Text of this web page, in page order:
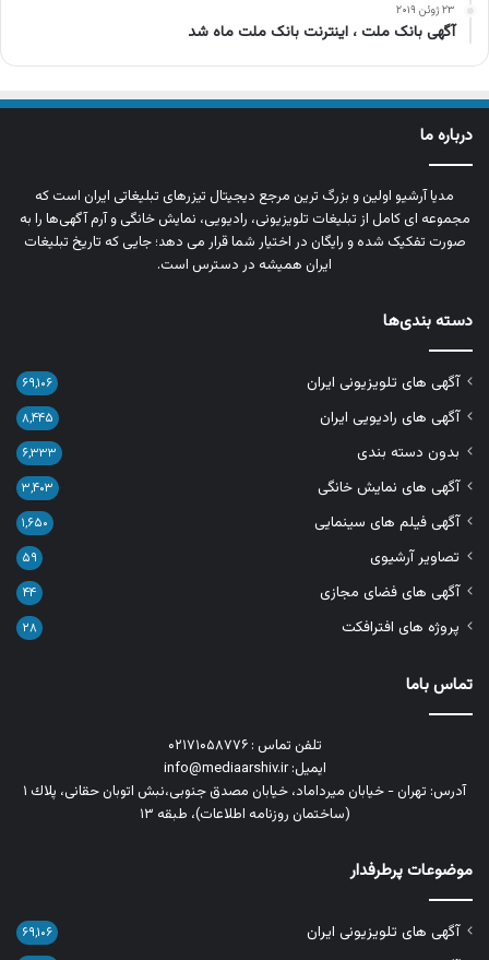
۲۳ ژوئن ۲۰۱۹
آگهی بانک ملت ، اینترنت بانک ملت ماه شد
درباره ما
مدیا آرشیو اولین و بزرگ‌ ترین مرجع دیجیتال تیزرهای تبلیغاتی ایران است که
مجموعه‌ ای کامل از تبلیغات تلویزیونی، رادیویی، نمایش خانگی و آرم‌ آگهی‌ها را به‌
صورت تفکیک‌ شده و رایگان در اختیار شما قرار می‌ دهد؛ جایی که تاریخ تبلیغات
ایران همیشه در دسترس است.
دسته بندی‌ها
آگهی های تلویزیونی ایران ۶۹,۱۰۶
آگهی های رادیویی ایران ۸,۴۴۵
بدون دسته بندی ۶,۳۳۳
آگهی های نمایش خانگی ۳,۴۰۳
آگهی فیلم های سینمایی ۱,۶۵۰
تصاویر آرشیوی ۵۹
آگهی های فضای مجازی ۴۴
پروژه های افترافکت ۲۸
تماس باما
تلفن تماس : ۰۲۱۷۱۰۵۸۷۷۶
ایمیل: info@mediaarshiv.ir
آدرس: تهران - خیابان میرداماد، خیابان مصدق جنوبی،نبش اتوبان حقانی، پلاك ١
(ساختمان روزنامه اطلاعات)، طبقه ۱۳
موضوعات پرطرفدار
آگهی های تلویزیونی ایران ۶۹,۱۰۶